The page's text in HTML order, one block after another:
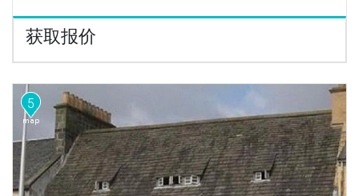
获取报价
5